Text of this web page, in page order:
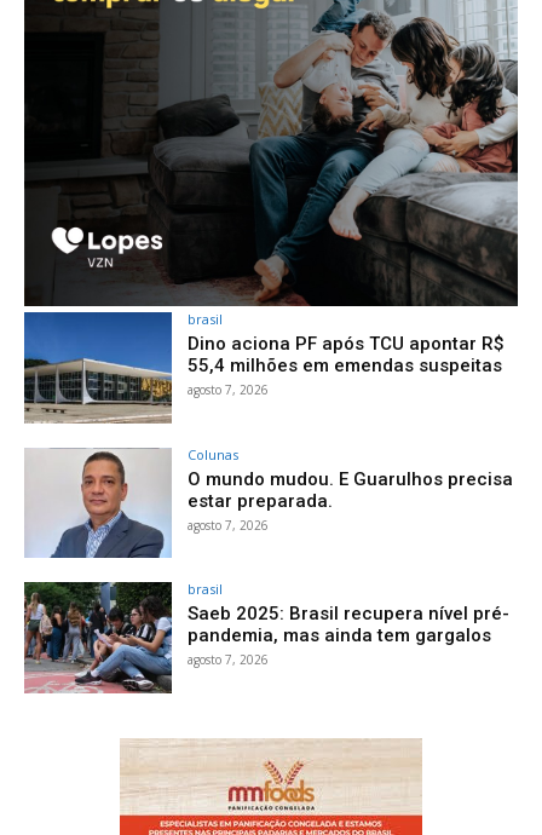
brasil
Dino aciona PF após TCU apontar R$
55,4 milhões em emendas suspeitas
agosto 7, 2026
Colunas
O mundo mudou. E Guarulhos precisa
estar preparada.
agosto 7, 2026
brasil
Saeb 2025: Brasil recupera nível pré-
pandemia, mas ainda tem gargalos
agosto 7, 2026